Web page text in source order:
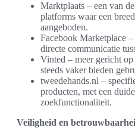
Marktplaats – een van
platforms waar een
aangeboden.
Facebook Marketplace
directe communicatie
Vinted – meer gericht
steeds vaker bieden
tweedehands.nl –
producten, met een
zoekfunctionaliteit.
Veiligheid en